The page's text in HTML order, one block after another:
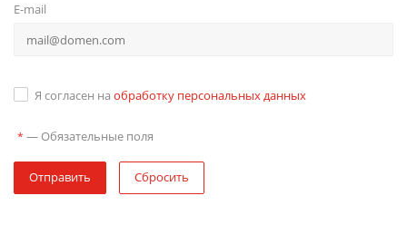
E-mail
Я согласен на обработку персональных данных
* — Обязательные поля
Отправить Сбросить